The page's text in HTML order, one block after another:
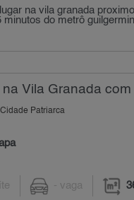
na vila granada
do metrô
Vila Granada com
Patriarca
- vaga